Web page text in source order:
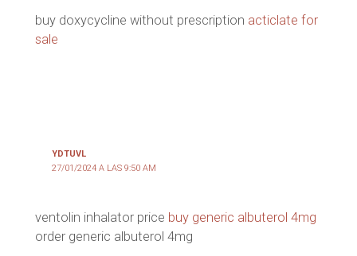
buy doxycycline without prescription acticlate for
sale
YDTUVL
27/01/2024 A LAS 9:50 AM
ventolin inhalator price buy generic albuterol 4mg
order generic albuterol 4mg